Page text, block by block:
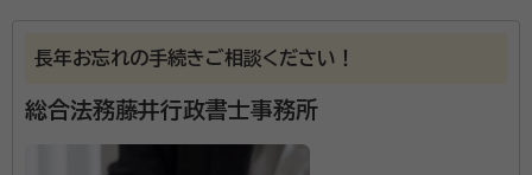
長年お忘れの手続きご相談ください！
総合法務藤井行政書士事務所